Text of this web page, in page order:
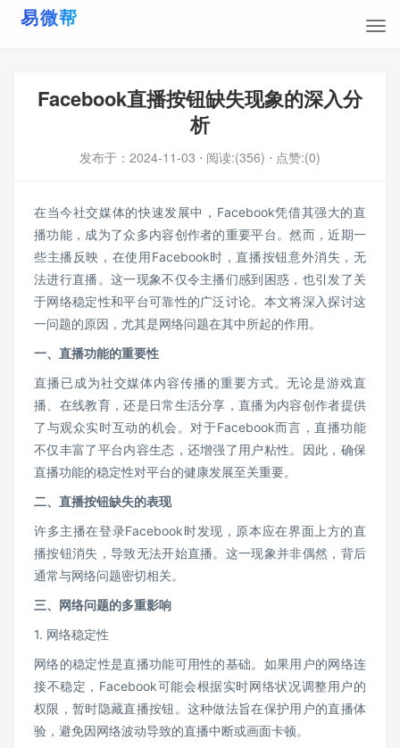
Facebook直播按钮缺失现象的深入分
析
发布于： 2024-11-03 ⋅ 阅读:(356) ⋅ 点赞:(0)
在当今社交媒体的快速发展中，Facebook凭借其强大的直
播功能，成为了众多内容创作者的重要平台。然而，近期一
些主播反映，在使用Facebook时，直播按钮意外消失，无
法进行直播。这一现象不仅令主播们感到困惑，也引发了关
于网络稳定性和平台可靠性的广泛讨论。本文将深入探讨这
一问题的原因，尤其是网络问题在其中所起的作用。
一、直播功能的重要性
直播已成为社交媒体内容传播的重要方式。无论是游戏直
播、在线教育，还是日常生活分享，直播为内容创作者提供
了与观众实时互动的机会。对于Facebook而言，直播功能
不仅丰富了平台内容生态，还增强了用户粘性。因此，确保
直播功能的稳定性对平台的健康发展至关重要。
二、直播按钮缺失的表现
许多主播在登录Facebook时发现，原本应在界面上方的直
播按钮消失，导致无法开始直播。这一现象并非偶然，背后
通常与网络问题密切相关。
三、网络问题的多重影响
1. 网络稳定性
网络的稳定性是直播功能可用性的基础。如果用户的网络连
接不稳定，Facebook可能会根据实时网络状况调整用户的
权限，暂时隐藏直播按钮。这种做法旨在保护用户的直播体
验，避免因网络波动导致的直播中断或画面卡顿。